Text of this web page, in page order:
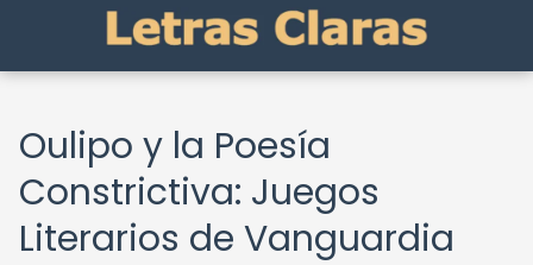
Oulipo y la Poesía
Constrictiva: Juegos
Literarios de Vanguardia